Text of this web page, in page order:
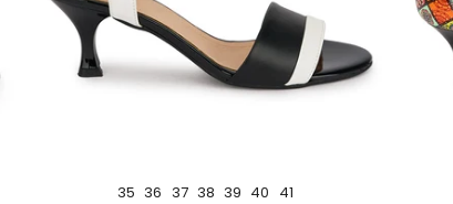
35 36 37 38 39 40 41